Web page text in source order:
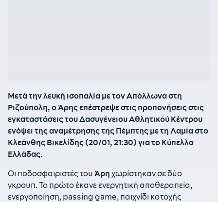
Μετά την λευκή ισοπαλία με τον Απόλλωνα στη
Ριζούπολη, ο Άρης επέστρεψε στις προπονήσεις στις
εγκαταστάσεις του Δασυγένειου Αθλητικού Κέντρου
ενόψει της αναμέτρησης της Πέμπτης με τη Λαμία στο
Κλεάνθης Βικελίδης (20/01, 21:30) για το Κύπελλο
Ελλάδας.
Οι ποδοσφαιριστές του Άρη χωρίστηκαν σε δύο
γκρουπ. Το πρώτο έκανε ενεργητική αποθεραπεία,
ενεργοποίηση, passing game, παιχνίδι κατοχής